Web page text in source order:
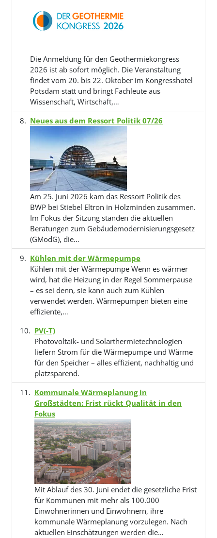
Die Anmeldung für den Geothermiekongress
2026 ist ab sofort möglich. Die Veranstaltung
findet vom 20. bis 22. Oktober im Kongresshotel
Potsdam statt und bringt Fachleute aus
Wissenschaft, Wirtschaft,…
Neues aus dem Ressort Politik 07/26
Am 25. Juni 2026 kam das Ressort Politik des
BWP bei Stiebel Eltron in Holzminden zusammen.
Im Fokus der Sitzung standen die aktuellen
Beratungen zum Gebäudemodernisierungsgesetz
(GModG), die…
Kühlen mit der Wärmepumpe
Kühlen mit der Wärmepumpe Wenn es wärmer
wird, hat die Heizung in der Regel Sommerpause
– es sei denn, sie kann auch zum Kühlen
verwendet werden. Wärmepumpen bieten eine
effiziente,…
PV(-T)
Photovoltaik- und Solarthermietechnologien
liefern Strom für die Wärmepumpe und Wärme
für den Speicher – alles effizient, nachhaltig und
platzsparend.
Kommunale Wärmeplanung in
Großstädten: Frist rückt Qualität in den
Fokus
Mit Ablauf des 30. Juni endet die gesetzliche Frist
für Kommunen mit mehr als 100.000
Einwohnerinnen und Einwohnern, ihre
kommunale Wärmeplanung vorzulegen. Nach
aktuellen Einschätzungen werden die…